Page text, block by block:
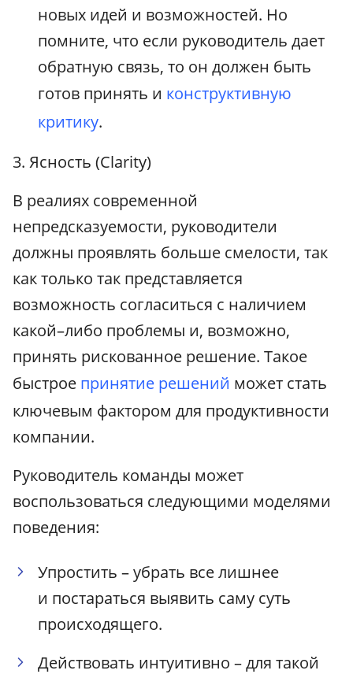
новых идей и возможностей. Но
помните, что если руководитель дает
обратную связь, то он должен быть
готов принять и конструктивную
критику.
3. Ясность (Clarity)
В реалиях современной
непредсказуемости, руководители
должны проявлять больше смелости, так
как только так представляется
возможность согласиться с наличием
какой–либо проблемы и, возможно,
принять рискованное решение. Такое
быстрое принятие решений может стать
ключевым фактором для продуктивности
компании.
Руководитель команды может
воспользоваться следующими моделями
поведения:
Упростить – убрать все лишнее
и постараться выявить саму суть
происходящего.
Действовать интуитивно – для такой